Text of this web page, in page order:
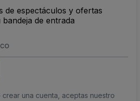
de espectáculos y ofertas
de entrada
crear una cuenta, aceptas nuestro